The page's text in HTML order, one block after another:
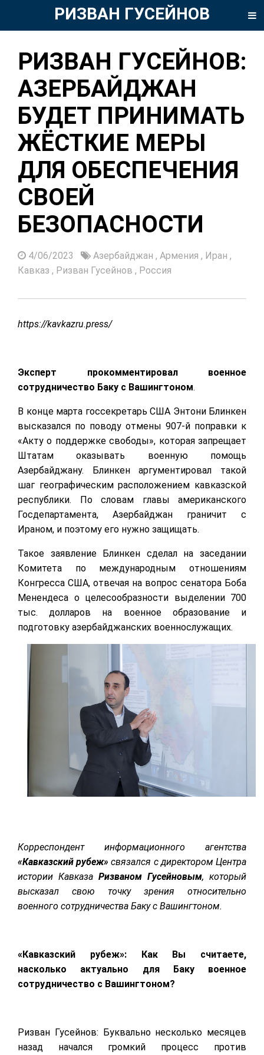
РИЗВАН ГУСЕЙНОВ
РИЗВАН ГУСЕЙНОВ:
АЗЕРБАЙДЖАН
БУДЕТ ПРИНИМАТЬ
ЖЁСТКИЕ МЕРЫ
ДЛЯ ОБЕСПЕЧЕНИЯ
СВОЕЙ
БЕЗОПАСНОСТИ
4/06/2023 Азербайджан , Армения , Иран ,
Кавказ , Ризван Гусейнов , Россия
https://kavkazru.press/
Эксперт прокомментировал военное
сотрудничество Баку с Вашингтоном.
В конце марта госсекретарь США Энтони Блинкен
высказался по поводу отмены 907-й поправки к
«Акту о поддержке свободы», которая запрещает
Штатам оказывать военную помощь
Азербайджану. Блинкен аргументировал такой
шаг географическим расположением кавказской
республики. По словам главы американского
Госдепартамента, Азербайджан граничит с
Ираном, и поэтому его нужно защищать.
Такое заявление Блинкен сделал на заседании
Комитета по международным отношениям
Конгресса США, отвечая на вопрос сенатора Боба
Менендеса о целесообразности выделении 700
тыс. долларов на военное образование и
подготовку азербайджанских военнослужащих.
Корреспондент информационного агентства
«Кавказский рубеж» связался с директором Центра
истории Кавказа Ризваном Гусейновым, который
высказал свою точку зрения относительно
военного сотрудничества Баку с Вашингтоном.
«Кавказский рубеж»: Как Вы считаете,
насколько актуально для Баку военное
сотрудничество с Вашингтоном?
Ризван Гусейнов: Буквально несколько месяцев
назад начался громкий процесс против